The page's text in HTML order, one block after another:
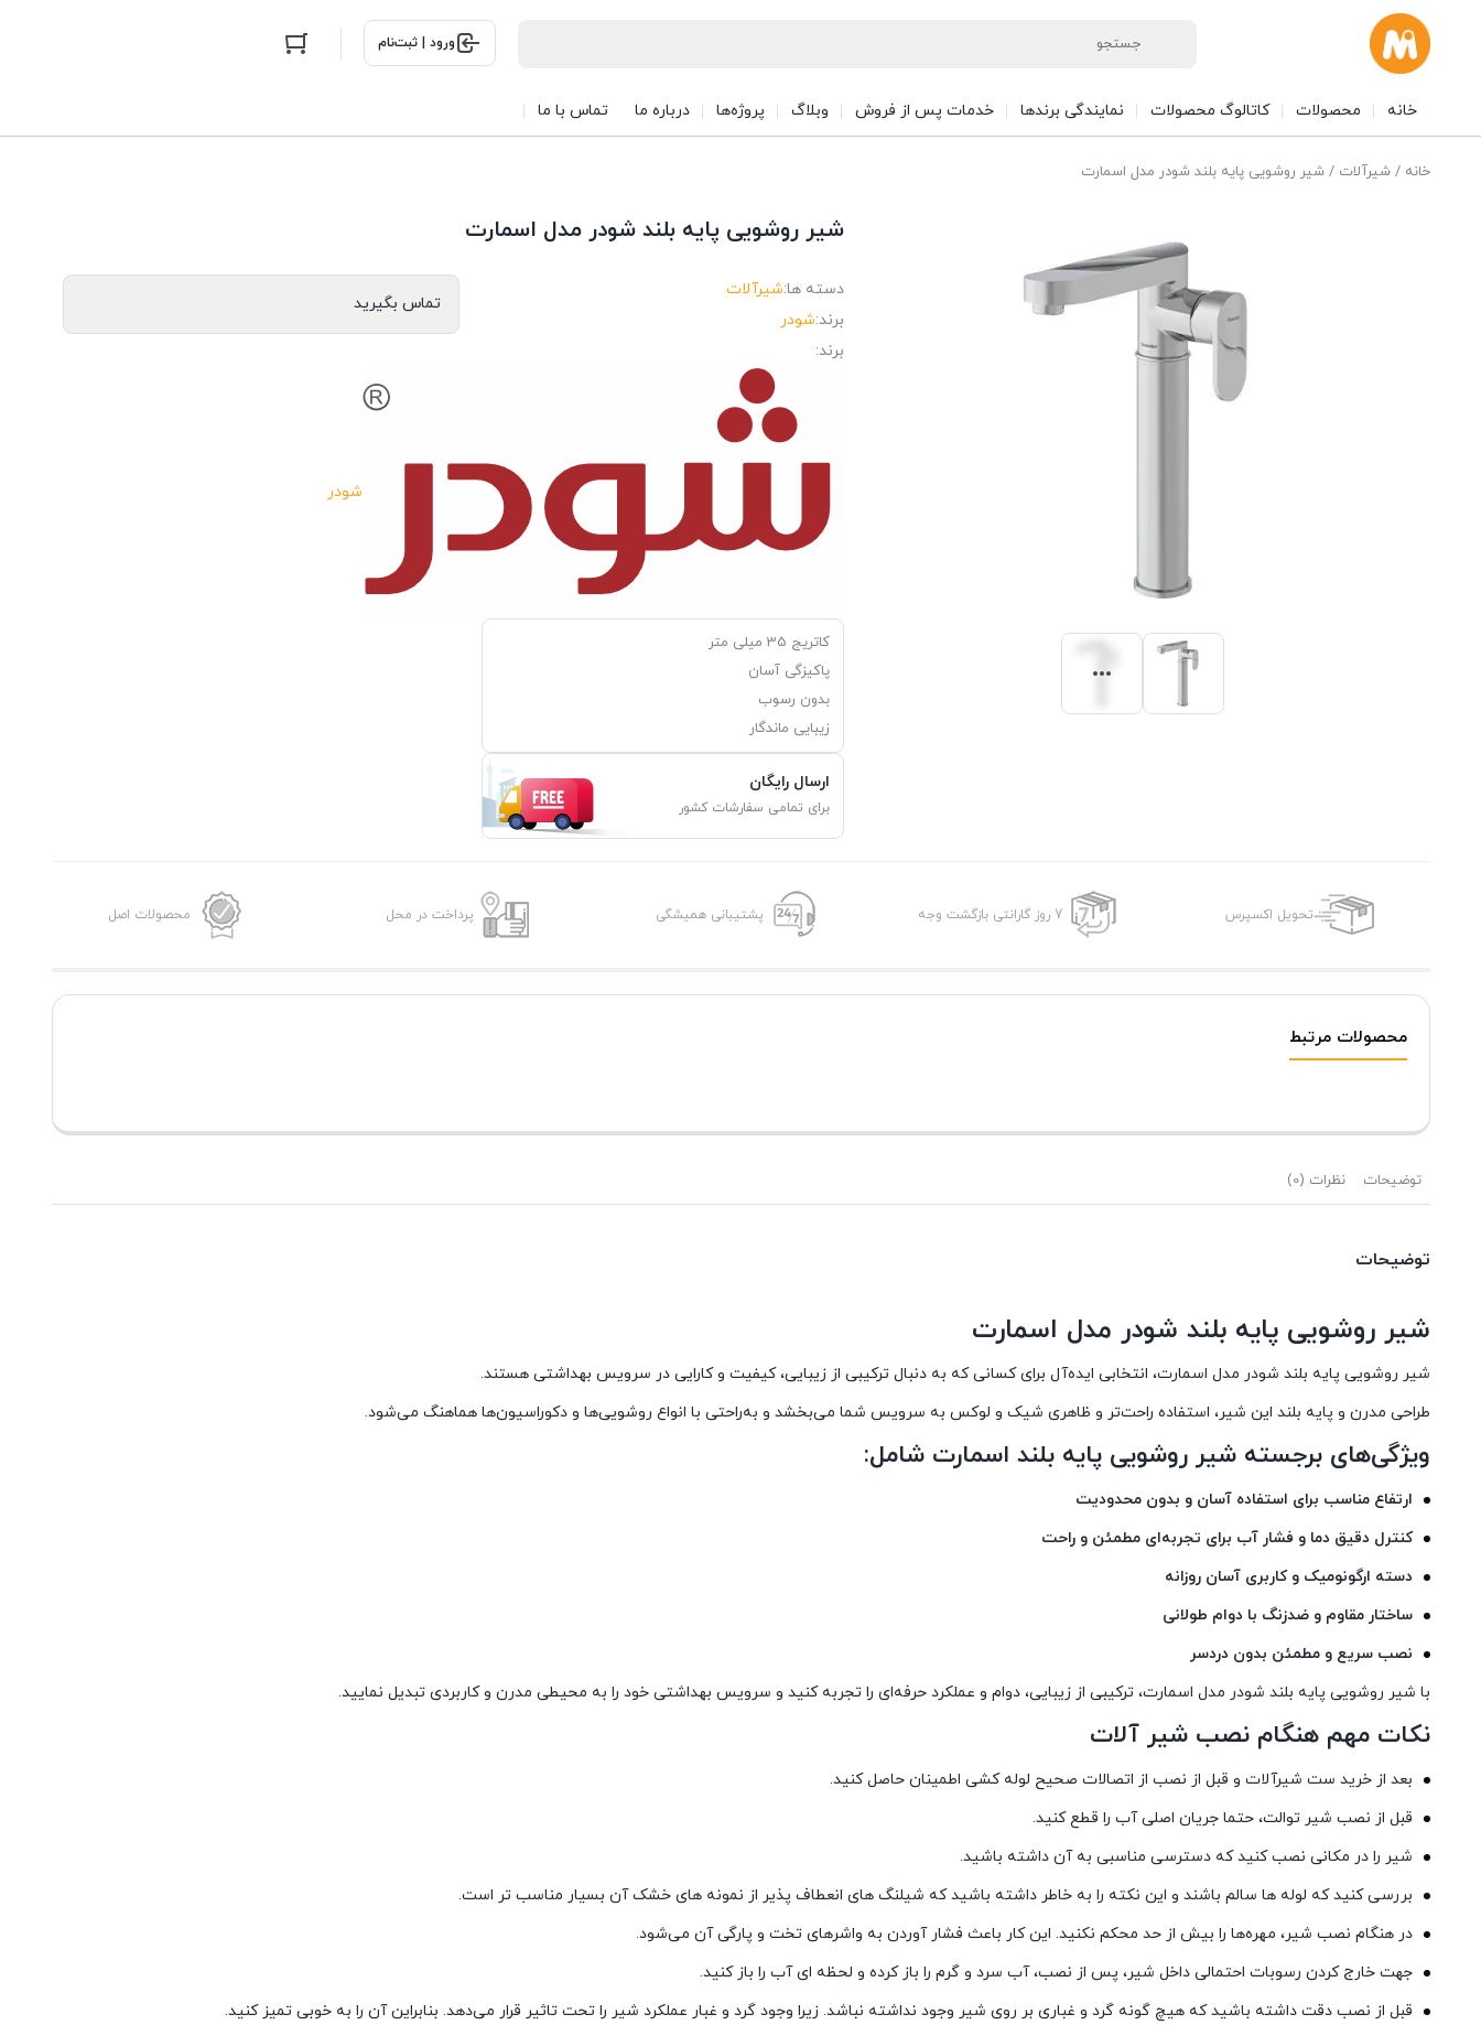
ورود | ثبت‌نام
خانه محصولات کاتالوگ محصولات نمایندگی برندها خدمات پس از فروش وبلاگ پروژه‌ها درباره ما تماس با ما
خانه /شیرآلات / شیر روشویی پایه بلند شودر مدل اسمارت
شیر روشویی پایه بلند شودر مدل اسمارت
دسته ها:شیرآلات
برند:شودر
برند:
شودر
کاتریج 35 میلی متر
پاکیزگی آسان
بدون رسوب
زیبایی ماندگار
ارسال رایگان
برای تمامی سفارشات کشور
تماس بگیرید
تحویل اکسپرس 7 روز گارانتی بازگشت وجه پشتیبانی همیشگی پرداخت در محل محصولات اصل
محصولات مرتبط
توضیحات نظرات (0)
توضیحات
شیر روشویی پایه بلند شودر مدل اسمارت
شیر روشویی پایه بلند شودر مدل اسمارت، انتخابی ایده‌آل برای کسانی که به دنبال ترکیبی از زیبایی، کیفیت و کارایی در سرویس بهداشتی هستند.
طراحی مدرن و پایه بلند این شیر، استفاده راحت‌تر و ظاهری شیک و لوکس به سرویس شما می‌بخشد و به‌راحتی با انواع روشویی‌ها و دکوراسیون‌ها هماهنگ می‌شود.
ویژگی‌های برجسته شیر روشویی پایه بلند اسمارت شامل:
ارتفاع مناسب برای استفاده آسان و بدون محدودیت
کنترل دقیق دما و فشار آب برای تجربه‌ای مطمئن و راحت
دسته ارگونومیک و کاربری آسان روزانه
ساختار مقاوم و ضدزنگ با دوام طولانی
نصب سریع و مطمئن بدون دردسر
با شیر روشویی پایه بلند شودر مدل اسمارت، ترکیبی از زیبایی، دوام و عملکرد حرفه‌ای را تجربه کنید و سرویس بهداشتی خود را به محیطی مدرن و کاربردی تبدیل نمایید.
نکات مهم هنگام نصب شیر آلات
بعد از خرید ست شیرآلات و قبل از نصب از اتصالات صحیح لوله کشی اطمینان حاصل کنید.
قبل از نصب شیر توالت، حتما جریان اصلی آب را قطع کنید.
شیر را در مکانی نصب کنید که دسترسی مناسبی به آن داشته باشید.
بررسی کنید که لوله ها سالم باشند و این نکته را به خاطر داشته باشید که شیلنگ های انعطاف پذیر از نمونه های خشک آن بسیار مناسب تر است.
در هنگام نصب شیر، مهره‌ها را بیش از حد محکم نکنید. این کار باعث فشار آوردن به واشرهای تخت و پارگی آن می‌شود.
جهت خارج کردن رسوبات احتمالی داخل شیر، پس از نصب، آب سرد و گرم را باز کرده و لحظه ای آب را باز کنید.
قبل از نصب دقت داشته باشید که هیچ گونه گرد و غباری بر روی شیر وجود نداشته نباشد. زیرا وجود گرد و غبار عملکرد شیر را تحت تاثیر قرار می‌دهد. بنابراین آن را به خوبی تمیز کنید.